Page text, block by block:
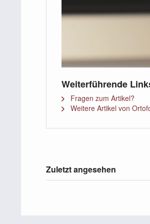
Weiterführende
Fragen zum Artikel?
Weitere Artikel von
Zuletzt angesehen